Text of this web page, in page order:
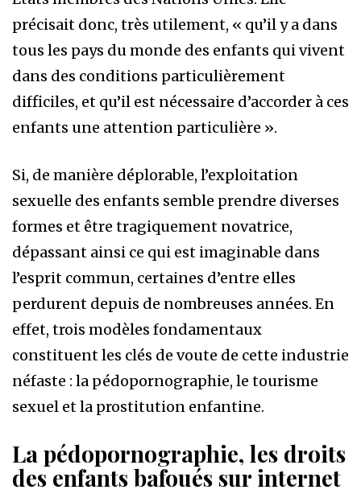
précisait donc, très utilement, « qu’il y a dans
tous les pays du monde des enfants qui vivent
dans des conditions particulièrement
difficiles, et qu’il est nécessaire d’accorder à ces
enfants une attention particulière ».
Si, de manière déplorable, l’exploitation
sexuelle des enfants semble prendre diverses
formes et être tragiquement novatrice,
dépassant ainsi ce qui est imaginable dans
l’esprit commun, certaines d’entre elles
perdurent depuis de nombreuses années. En
effet, trois modèles fondamentaux
constituent les clés de voute de cette industrie
néfaste : la pédopornographie, le tourisme
sexuel et la prostitution enfantine.
La pédopornographie, les droits
des enfants bafoués sur internet